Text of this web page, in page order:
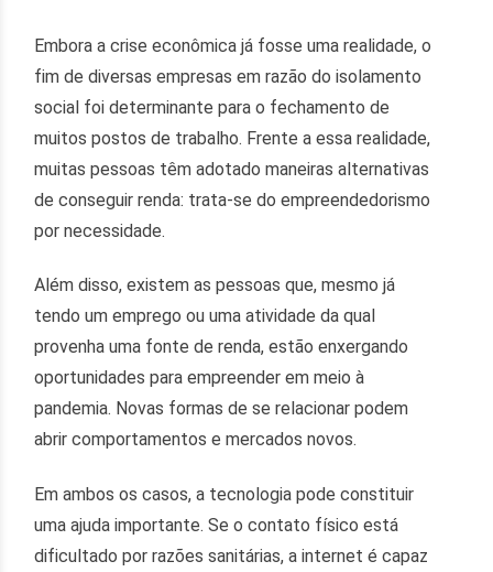
Embora a crise econômica já fosse uma realidade, o
fim de diversas empresas em razão do isolamento
social foi determinante para o fechamento de
muitos postos de trabalho. Frente a essa realidade,
muitas pessoas têm adotado maneiras alternativas
de conseguir renda: trata-se do empreendedorismo
por necessidade.
Além disso, existem as pessoas que, mesmo já
tendo um emprego ou uma atividade da qual
provenha uma fonte de renda, estão enxergando
oportunidades para empreender em meio à
pandemia. Novas formas de se relacionar podem
abrir comportamentos e mercados novos.
Em ambos os casos, a tecnologia pode constituir
uma ajuda importante. Se o contato físico está
dificultado por razões sanitárias, a internet é capaz